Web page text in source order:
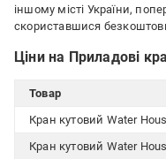
іншому місті України,
скориставшися
Ціни на Приладові
Товар
Кран кутовий Water
Кран кутовий Water